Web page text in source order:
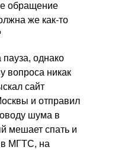
обращение
же как-то
однако
вопроса никак
сайт
и отправил
шума в
мешает спать и
МГТС, на